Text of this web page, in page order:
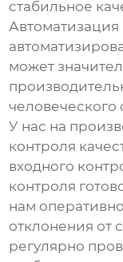
стабильное
может
человеческого
У нас на
контроля
входного
контроля
нам
отклонения от
регулярно